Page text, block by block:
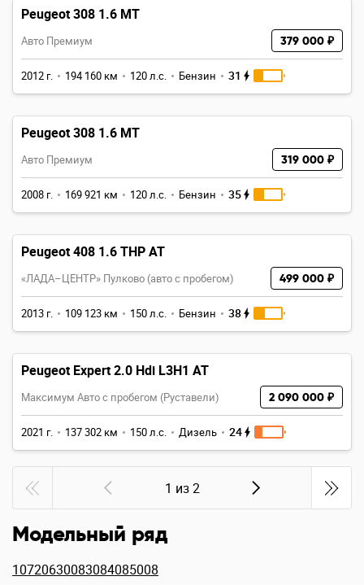
Peugeot 308 1.6 MT
Авто Премиум 379 000 ₽
2012 г. 194 160 км 120 л.с. Бензин 31
Peugeot 308 1.6 MT
Авто Премиум 319 000 ₽
2008 г. 169 921 км 120 л.с. Бензин 35
Peugeot 408 1.6 THP AT
«ЛАДА–ЦЕНТР» Пулково (авто с пробегом) 499 000 ₽
2013 г. 109 123 км 150 л.с. Бензин 38
Peugeot Expert 2.0 Hdi L3H1 AT
Максимум Авто с пробегом (Руставели) 2 090 000 ₽
2021 г. 137 302 км 150 л.с. Дизель 24
1 из 2
Модельный ряд
10720630083084085008